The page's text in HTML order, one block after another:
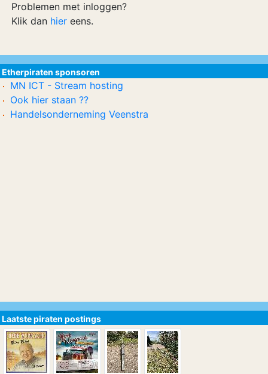
Problemen met inloggen?
Klik dan hier eens.
Etherpiraten sponsoren
MN ICT - Stream hosting
Ook hier staan ??
Handelsonderneming Veenstra
Laatste piraten postings